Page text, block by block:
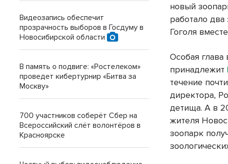
новый
работало
Гоголя
Особая
принадлежит
течение
директора,
детища. А в
жителя
зоопарк
Видеозапись обеспечит
прозрачность выборов в Госдуму в
Новосибирской области
В память о подвиге: «Ростелеком»
проведет кибертурнир «Битва за
Москву»
700 участников соберёт Сбер на
Всероссийский слёт волонтёров в
Красноярске